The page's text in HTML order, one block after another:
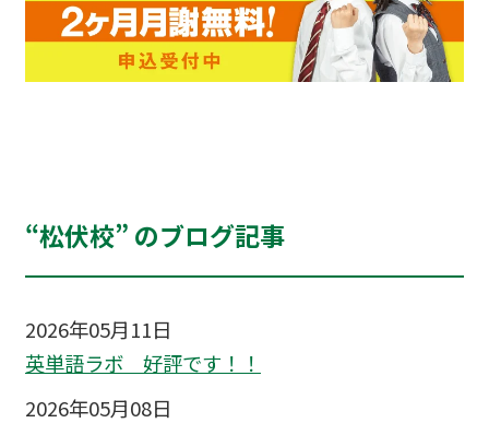
“松伏校” のブログ記事
2026年05月11日
英単語ラボ 好評です！！
2026年05月08日